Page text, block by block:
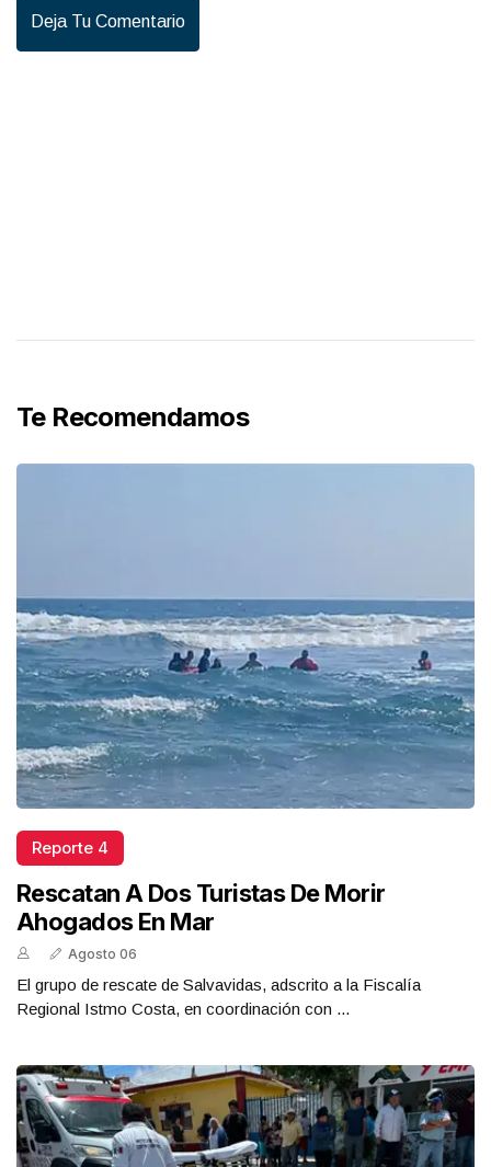
Deja Tu Comentario
Te Recomendamos
Reporte 4
Rescatan A Dos Turistas De Morir
Ahogados En Mar
Agosto 06
El grupo de rescate de Salvavidas, adscrito a la Fiscalía
Regional Istmo Costa, en coordinación con ...